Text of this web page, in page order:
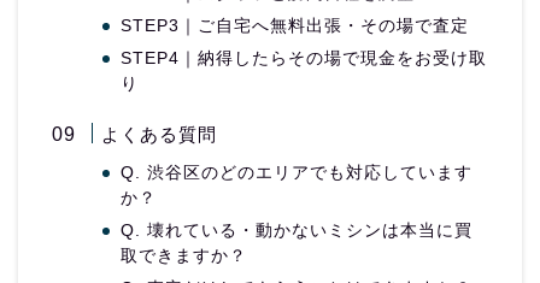
STEP3｜ご自宅へ無料出張・その場で査定
STEP4｜納得したらその場で現金をお受け取
り
よくある質問
Q. 渋谷区のどのエリアでも対応しています
か？
Q. 壊れている・動かないミシンは本当に買
取できますか？